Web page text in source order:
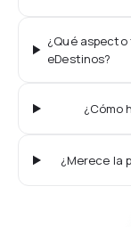
¿Qué
eDestinos?
¿Cómo
¿Merece la